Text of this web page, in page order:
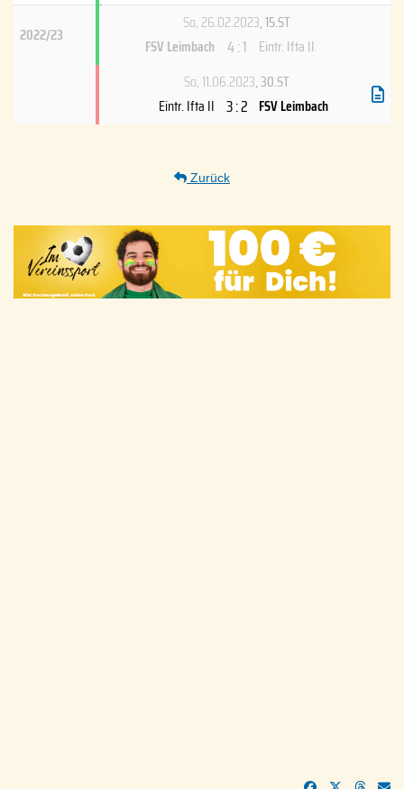
2022/23
So, 26.02.2023, 15.ST
FSV Leimbach 4 : 1 Eintr. Ifta II
So, 11.06.2023, 30.ST
Eintr. Ifta II 3 : 2 FSV Leimbach
Zurück